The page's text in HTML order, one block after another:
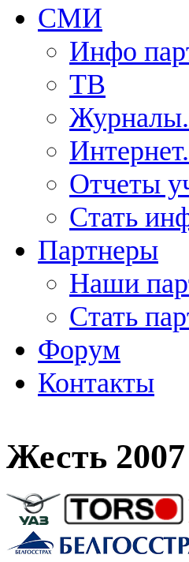
СМИ
Инфо
ТВ
Отчеты
Стать
Партнеры
Наши
Стать
Форум
Контакты
Жесть 2007